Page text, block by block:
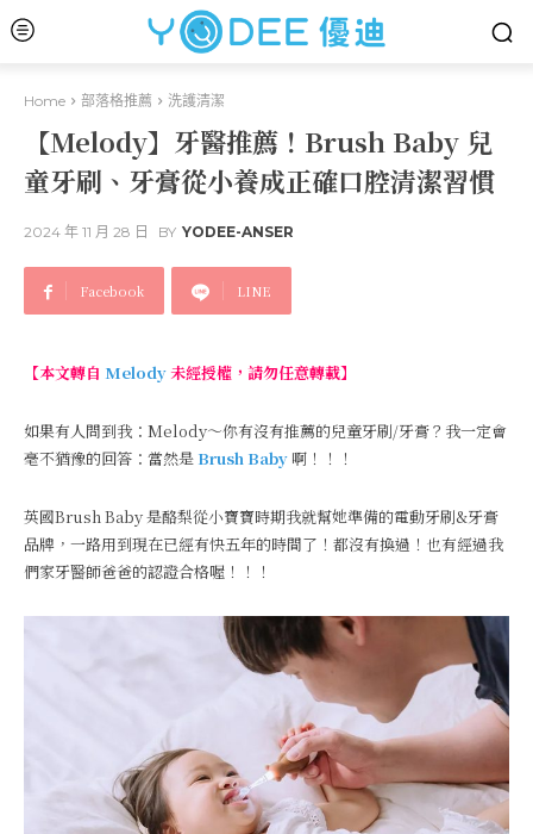
Home 部落格推薦 洗護清潔
【Melody】牙醫推薦！Brush Baby 兒
童牙刷、牙膏從小養成正確口腔清潔習慣
2024 年 11 月 28 日 BY YODEE-ANSER
Facebook LINE
【本文轉自 Melody未經授權，請勿任意轉載】
如果有人問到我：Melody～你有沒有推薦的兒童牙刷/牙膏？我一定會
毫不猶豫的回答：當然是 Brush Baby 啊！！！
英國Brush Baby 是酪梨從小寶寶時期我就幫她準備的電動牙刷&牙膏
品牌，一路用到現在已經有快五年的時間了！都沒有換過！也有經過我
們家牙醫師爸爸的認證合格喔！！！